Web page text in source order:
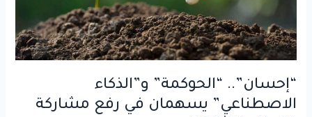
“إحسان”.. “الحوكمة” و”الذكاء
الاصطناعي” يسهمان في رفع مشاركة
القطاع
“الثالث”.